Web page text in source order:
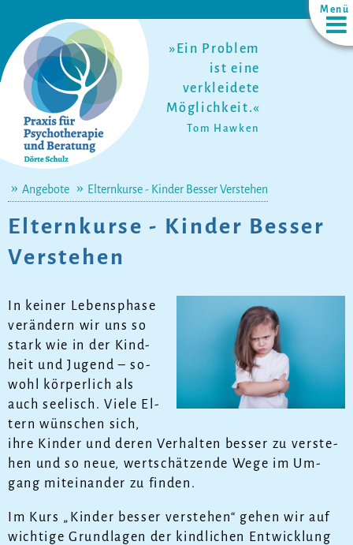
» Ein Problem
ist eine
verkleidete
Möglichkeit.«
Tom Hawken
Angebote Elternkurse - Kinder Besser Verstehen
El­tern­kur­se - Kin­der Bes­ser
Ver­ste­hen
In kei­ner Le­bens­pha­se
ver­än­dern wir uns so
stark wie in der Kind­
heit und Ju­gend – so­
wohl kör­per­lich als
auch see­lisch. Vie­le El­
tern wün­schen sich,
ih­re Kin­der und de­ren Ver­hal­ten bes­ser zu ver­ste­
hen und so neue, wert­schät­zen­de We­ge im Um­
gang mit­ein­an­der zu fin­den.
Im Kurs „Kin­der bes­ser ver­ste­hen“ ge­hen wir auf
wich­ti­ge Grund­la­gen der kind­li­chen Ent­wick­lung
Menü